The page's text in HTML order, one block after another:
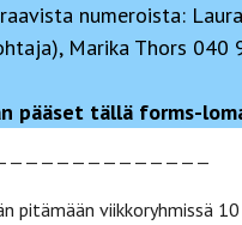
numeroista:
Marika Thors 040
pääset tällä forms-
pitämään viikkoryhmissä